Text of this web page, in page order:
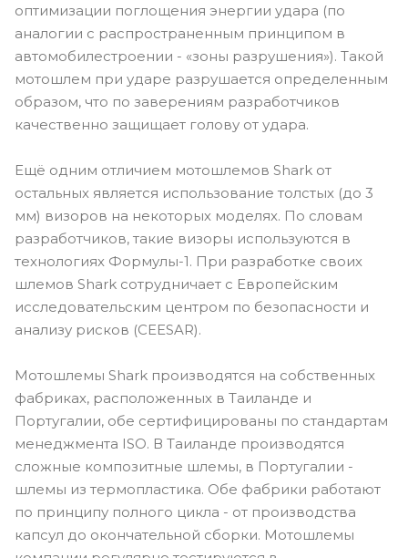
оптимизации поглощения энергии удара (по
аналогии с распространенным принципом в
автомобилестроении - «зоны разрушения»). Такой
мотошлем при ударе разрушается определенным
образом, что по заверениям разработчиков
качественно защищает голову от удара.
Ещё одним отличием мотошлемов Shark от
остальных является использование толстых (до 3
мм) визоров на некоторых моделях. По словам
разработчиков, такие визоры используются в
технологиях Формулы-1. При разработке своих
шлемов Shark сотрудничает с Европейским
исследовательским центром по безопасности и
анализу рисков (CEESAR).
Мотошлемы Shark производятся на собственных
фабриках, расположенных в Таиланде и
Португалии, обе сертифицированы по стандартам
менеджмента ISO. В Таиланде производятся
сложные композитные шлемы, в Португалии -
шлемы из термопластика. Обе фабрики работают
по принципу полного цикла - от производства
капсул до окончательной сборки. Мотошлемы